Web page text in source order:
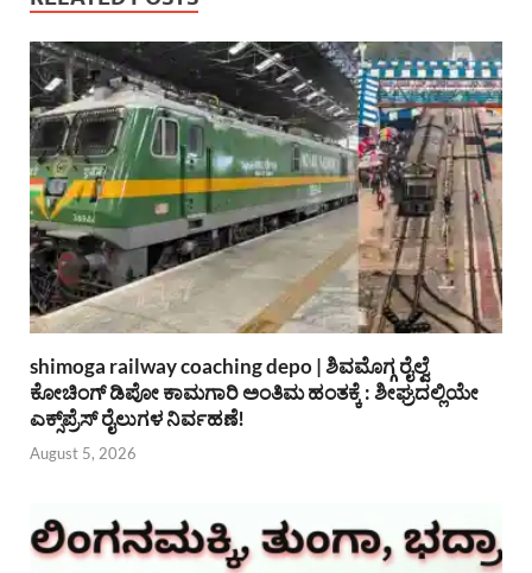
shimoga railway coaching depo | ಶಿವಮೊಗ್ಗ ರೈಲ್ವೆ
ಕೋಚಿಂಗ್ ಡಿಪೋ ಕಾಮಗಾರಿ ಅಂತಿಮ ಹಂತಕ್ಕೆ : ಶೀಘ್ರದಲ್ಲಿಯೇ
ಎಕ್ಸ್‌ಪ್ರೆಸ್ ರೈಲುಗಳ ನಿರ್ವಹಣೆ!
August 5, 2026